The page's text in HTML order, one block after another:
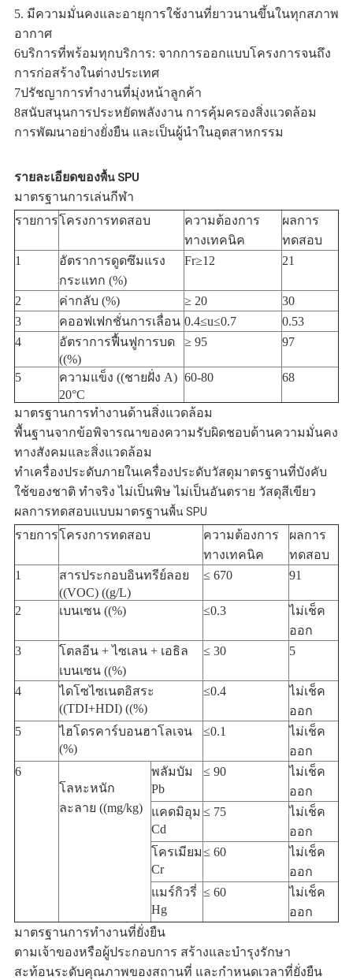
5. มีความมั่นคงและอายุการใช้งานที่ยาวนานขึ้นในทุกสภาพ
อากาศ
6บริการที่พร้อมทุกบริการ: จากการออกแบบโครงการจนถึง
การก่อสร้างในต่างประเทศ
7ปรัชญาการทํางานที่มุ่งหน้าลูกค้า
8สนับสนุนการประหยัดพลังงาน การคุ้มครองสิ่งแวดล้อม
การพัฒนาอย่างยั่งยืน และเป็นผู้นําในอุตสาหกรรม
รายละเอียดของพื้น SPU
มาตรฐานการเล่นกีฬา
รายการ โครงการทดสอบ
ความต้องการ
ทางเทคนิค
ผลการ
ทดสอบ
1
อัตราการดูดซึมแรง
กระแทก (%)
Fr≥12 21
2 ค่ากลับ (%) ≥ 20
30
3
คออฟเฟกชั่นการเลื่อน 0.4≤u≤0.7
0.53
4
อัตราการฟื้นฟูการบด
((%)
≥ 95 97
5
ความแข็ง ((ชายฝั่ง A)
20°C
60-80 68
มาตรฐานการทํางานด้านสิ่งแวดล้อม
พื้นฐานจากข้อพิจารณาของความรับผิดชอบด้านความมั่นคง
ทางสังคมและสิ่งแวดล้อม
ทําเครื่องประดับภายในเครื่องประดับวัสดุมาตรฐานที่บังคับ
ใช้ของชาติ ทําจริง ไม่เป็นพิษ ไม่เป็นอันตราย วัสดุสีเขียว
ผลการทดสอบแบบมาตรฐานพื้น SPU
รายการ โครงการทดสอบ
ความต้องการ
ทางเทคนิค
ผลการ
ทดสอบ
1
สารประกอบอินทรีย์ลอย
((VOC) ((g/L)
≤ 670 91
2 เบนเซน ((%) ≤0.3
ไม่เช็ค
ออก
3
โตลอีน + ไซเลน + เอธิล
เบนเซน ((%)
≤ 30 5
4
ไดโซไซเนตอิสระ
((TDI+HDI) ((%)
≤0.4
ไม่เช็ค
ออก
5
ไฮโดรคาร์บอนฮาโลเจน
(%)
≤0.1
ไม่เช็ค
ออก
6
โลหะหนัก
ละลาย ((mg/kg)
พลัมบัม
Pb
≤ 90
ไม่เช็ค
ออก
แคดมิอุม
Cd
≤ 75
ไม่เช็ค
ออก
โครเมียม
Cr
≤ 60
ไม่เช็ค
ออก
แมร์กิวรี่
Hg
≤ 60
ไม่เช็ค
ออก
มาตรฐานการทํางานที่ยั่งยืน
ตามเจ้าของหรือผู้ประกอบการ สร้างและบํารุงรักษา
สะท้อนระดับคุณภาพของสถานที่ และกําหนดเวลาที่ยั่งยืน